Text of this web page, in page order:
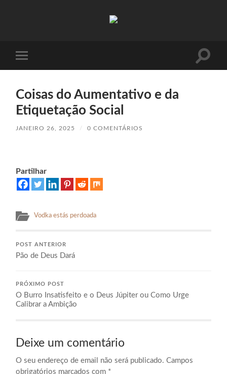
mobile
Toggle
Coisas do Aumentativo e da
Etiquetação Social
JANEIRO 26, 2025 / 0 COMENTÁRIOS
Partilhar
Vodka estás perdoada
POST ANTERIOR
Pão de Deus Dará
PRÓXIMO POST
O Burro Insatisfeito e o Deus Júpiter ou Como Urge
Calibrar a Ambição
Deixe um comentário
O seu endereço de email não será publicado. Campos
obrigatórios marcados com *